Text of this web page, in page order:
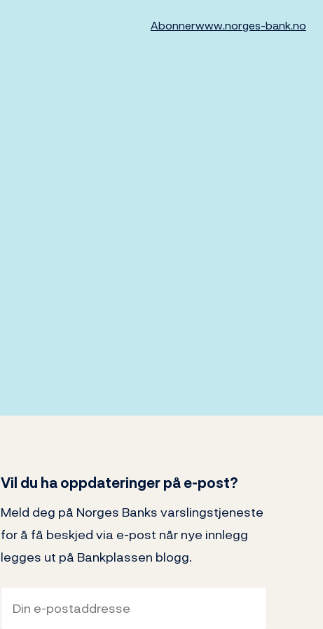
Abonnerwww.norges-bank.no
Vil du ha oppdateringer på e-post?
Meld deg på Norges Banks varslingstjeneste
for å få beskjed via e-post når nye innlegg
legges ut på Bankplassen blogg.